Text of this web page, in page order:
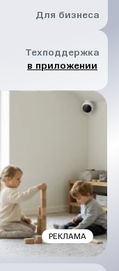
Для бизнеса
Техподдержка
в приложении
РЕКЛАМА